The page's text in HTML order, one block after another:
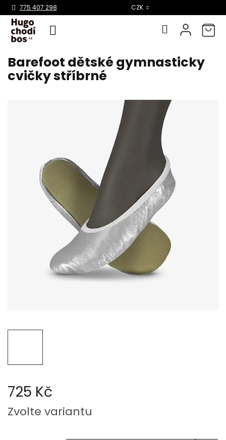
Přejít
obsah
775 407 298 CZK
Barefoot dětské gymnasticky
cvičky stříbrné
725 Kč
Měrná
cena:
Zvolte variantu